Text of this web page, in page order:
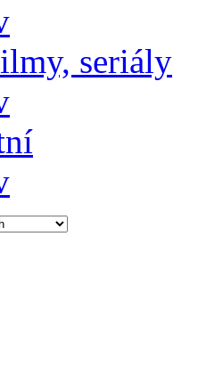
seriály